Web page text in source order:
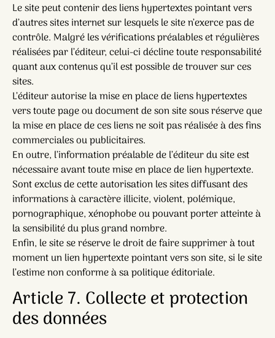
Le site peut contenir des liens hypertextes pointant vers
d’autres sites internet sur lesquels le site n’exerce pas de
contrôle. Malgré les vérifications préalables et régulières
réalisées par l’éditeur, celui-ci décline toute responsabilité
quant aux contenus qu’il est possible de trouver sur ces
sites.
L’éditeur autorise la mise en place de liens hypertextes
vers toute page ou document de son site sous réserve que
la mise en place de ces liens ne soit pas réalisée à des fins
commerciales ou publicitaires.
En outre, l’information préalable de l’éditeur du site est
nécessaire avant toute mise en place de lien hypertexte.
Sont exclus de cette autorisation les sites diffusant des
informations à caractère illicite, violent, polémique,
pornographique, xénophobe ou pouvant porter atteinte à
la sensibilité du plus grand nombre.
Enfin, le site se réserve le droit de faire supprimer à tout
moment un lien hypertexte pointant vers son site, si le site
l’estime non conforme à sa politique éditoriale.
Article 7. Collecte et protection
des données